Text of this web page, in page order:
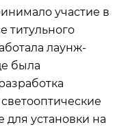
участие в
титульного
лаунж-
была
установки на